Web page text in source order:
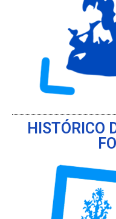
HISTÓRICO